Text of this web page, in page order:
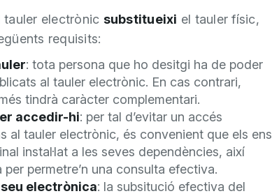
tauler electrònic substitueixi el tauler físic,
requisits:
: tota persona que ho desitgi ha de poder
al tauler electrònic. En cas contrari,
tindrà caràcter complementari.
accedir-hi: per tal d’evitar un accés
al tauler electrònic, és convenient que els ens
instal·lat a les seves dependències, així
per permetre’n una consulta efectiva.
electrònica: la subsitució efectiva del